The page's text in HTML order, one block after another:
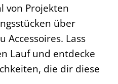
von Projekten
über
Accessoires. Lass
Lauf und entdecke
die dir diese